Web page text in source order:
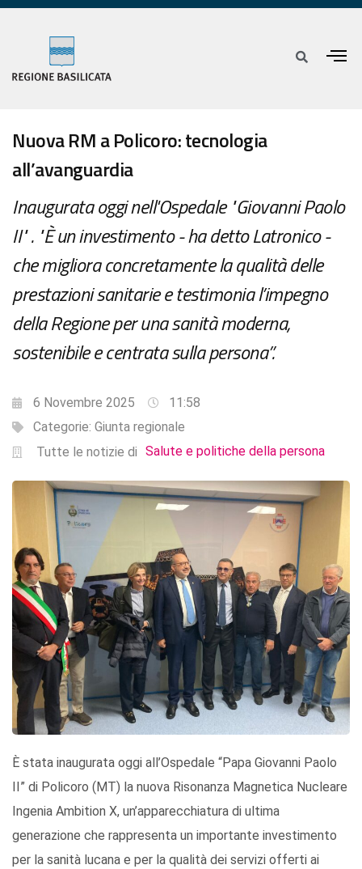
Nuova RM a Policoro: tecnologia
all’avanguardia
Inaugurata oggi nell'Ospedale "Giovanni Paolo
II" . "È un investimento - ha detto Latronico -
che migliora concretamente la qualità delle
prestazioni sanitarie e testimonia l’impegno
della Regione per una sanità moderna,
sostenibile e centrata sulla persona”.
6 Novembre 2025
11:58
Categorie: Giunta regionale
Tutte le notizie di Salute e politiche della persona
È stata inaugurata oggi all’Ospedale “Papa Giovanni Paolo
II” di Policoro (MT) la nuova Risonanza Magnetica Nucleare
Ingenia Ambition X, un’apparecchiatura di ultima
generazione che rappresenta un importante investimento
per la sanità lucana e per la qualità dei servizi offerti ai